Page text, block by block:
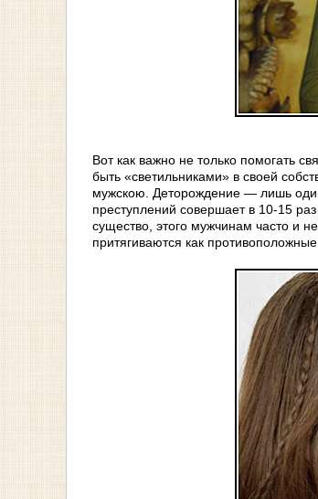
Вот как важно не только помогать
быть «светильниками» в своей
мужскою. Деторождение — лишь
преступлений совершает в 10-15
существо, этого мужчинам часто и
притягиваются как